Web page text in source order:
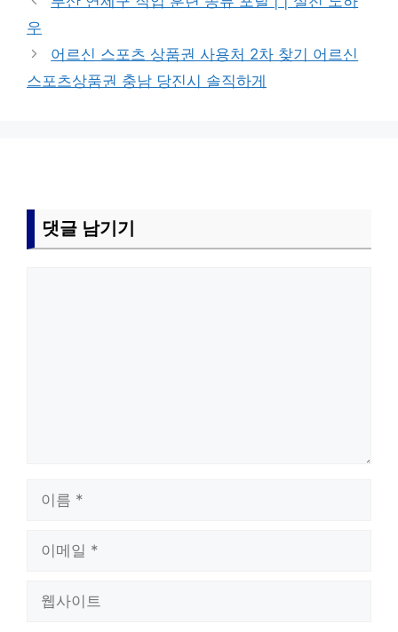
리
우
어르신 스포츠 상품권 사용처 2차 찾기 어르신
스포츠상품권 충남 당진시 솔직하게
댓글 남기기